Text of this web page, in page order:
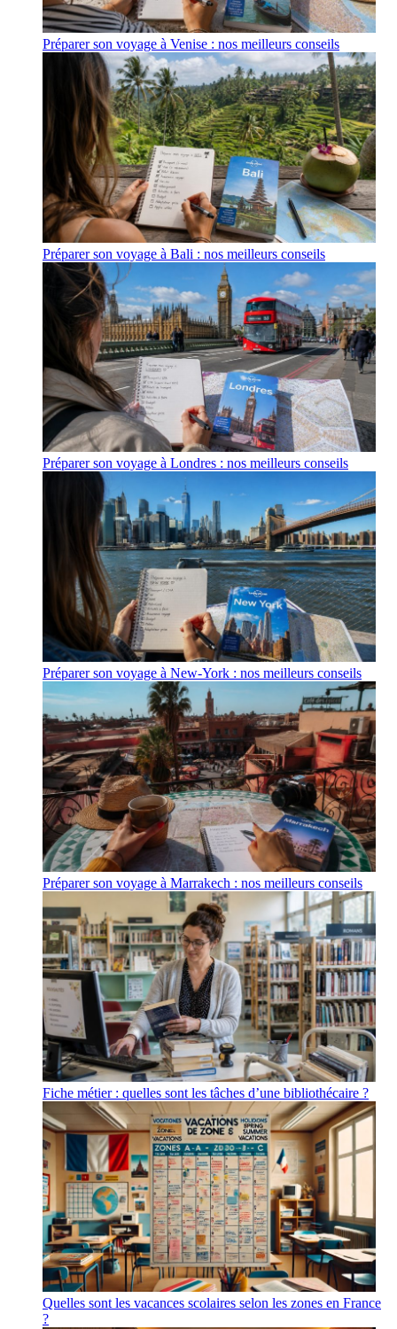
Préparer son voyage à Venise : nos meilleurs conseils
Préparer son voyage à Bali : nos meilleurs conseils
Préparer son voyage à Londres : nos meilleurs conseils
Préparer son voyage à New-York : nos meilleurs conseils
Préparer son voyage à Marrakech : nos meilleurs conseils
Fiche métier : quelles sont les tâches d’une bibliothécaire ?
Quelles sont les vacances scolaires selon les zones en France
?